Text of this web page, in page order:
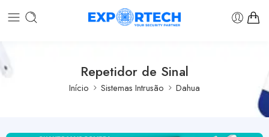
Repetidor de Sinal
Início Sistemas Intrusão Dahua